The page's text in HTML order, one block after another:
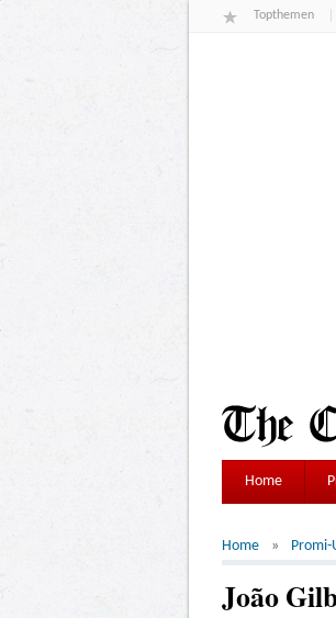
Topthemen
Home
Home
João